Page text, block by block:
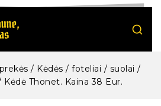
/ Kėdės / foteliai / suolai /
Kėdė Thonet. Kaina 38 Eur.